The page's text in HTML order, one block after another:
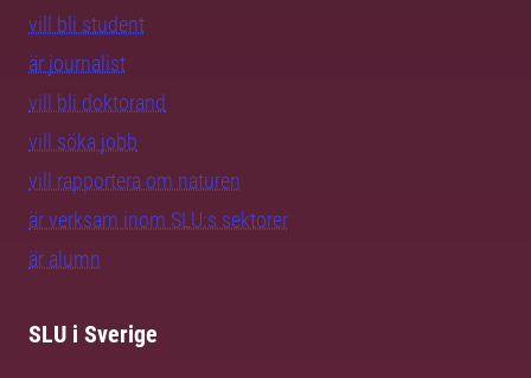
vill bli student
är journalist
vill bli doktorand
vill söka jobb
vill rapportera om naturen
är verksam inom SLU:s sektorer
är alumn
SLU i Sverige